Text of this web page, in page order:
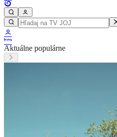
Aktuálne populárne